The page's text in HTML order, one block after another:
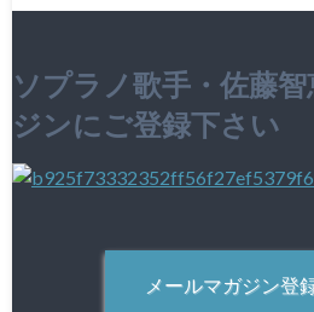
ソプラノ歌手・佐藤
ジンにご登録下さい
メールマガジン登